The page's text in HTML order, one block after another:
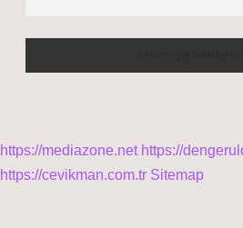
https://mediazone.net https://
https://cevikman.com.tr Sitemap